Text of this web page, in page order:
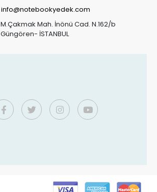
info@notebookyedek.com
M.Çakmak Mah. İnönü Cad. N.162/b
Güngören- İSTANBUL